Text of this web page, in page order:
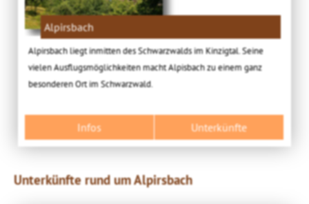
Alpirsbach
Alpirsbach liegt inmitten des Schwarzwalds im Kinzigtal. Seine
vielen Ausflugsmöglichkeiten macht Alpisbach zu einem ganz
besonderen Ort im Schwarzwald.
Infos Unterkünfte
Unterkünfte rund um Alpirsbach